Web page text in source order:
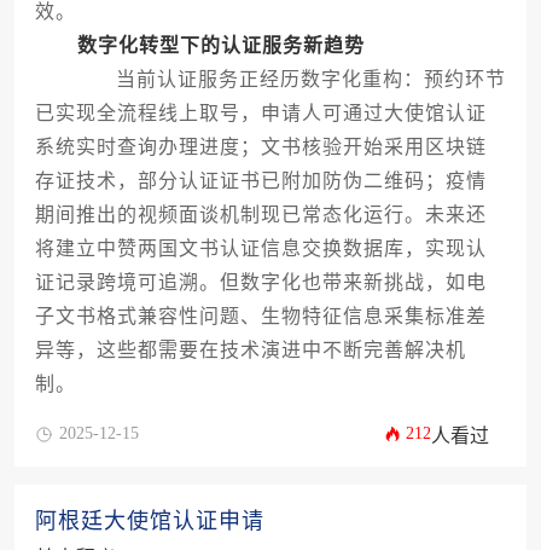
效。
数字化转型下的认证服务新趋势
当前认证服务正经历数字化重构：预约环节
已实现全流程线上取号，申请人可通过大使馆认证
系统实时查询办理进度；文书核验开始采用区块链
存证技术，部分认证证书已附加防伪二维码；疫情
期间推出的视频面谈机制现已常态化运行。未来还
将建立中赞两国文书认证信息交换数据库，实现认
证记录跨境可追溯。但数字化也带来新挑战，如电
子文书格式兼容性问题、生物特征信息采集标准差
异等，这些都需要在技术演进中不断完善解决机
制。
2025-12-15 212人看过
阿根廷大使馆认证申请